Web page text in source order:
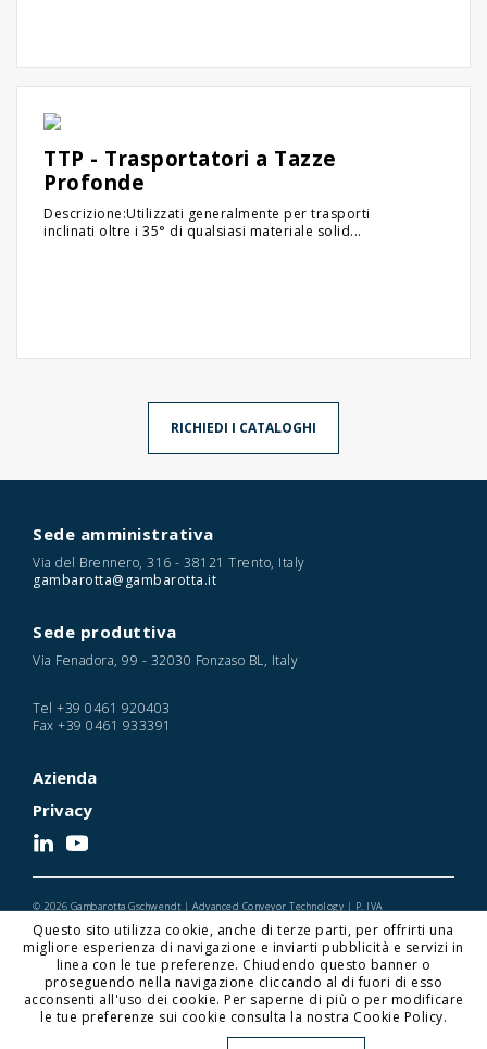
TTP - Trasportatori a Tazze
Profonde
Descrizione:Utilizzati generalmente per trasporti
inclinati oltre i 35° di qualsiasi materiale solid...
RICHIEDI I CATALOGHI
Sede amministrativa
Via del Brennero, 316 - 38121 Trento, Italy
gambarotta@gambarotta.it
Sede produttiva
Via Fenadora, 99 - 32030 Fonzaso BL, Italy
Tel +39 0461 920403
Fax +39 0461 933391
Azienda
Privacy
© 2026 Gambarotta Gschwendt | Advanced Conveyor Technology | P. IVA
Designed and Developed by Noonic
Gambarotta Gschwendt is aGambarotta Group
subsidiary. Find out more about our Group.
for
Questo sito utilizza cookie, anche di terze parti, per offrirti una
migliore esperienza di navigazione e inviarti pubblicità e servizi in
linea con le tue preferenze. Chiudendo questo banner o
proseguendo nella navigazione cliccando al di fuori di esso
acconsenti all'uso dei cookie. Per saperne di più o per modificare
le tue preferenze sui cookie consulta la nostra Cookie Policy.